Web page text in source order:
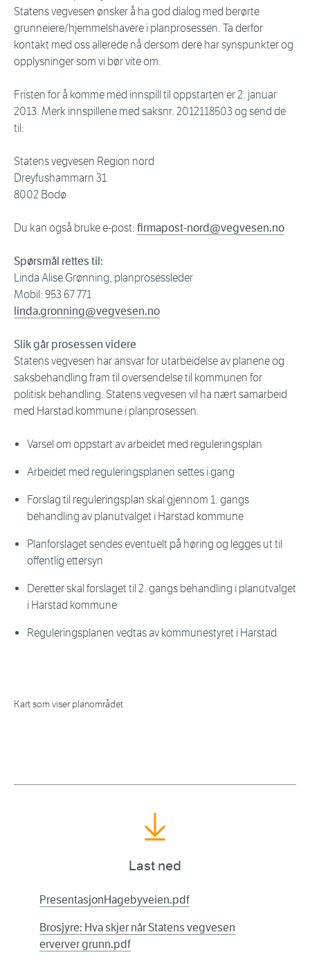
Statens vegvesen ønsker å ha god dialog med berørte
grunneiere/hjemmelshavere i planprosessen. Ta derfor
kontakt med oss allerede nå dersom dere har synspunkter og
opplysninger som vi bør vite om.
Fristen for å komme med innspill til oppstarten er 2. januar
2013. Merk innspillene med saksnr. 2012118503 og send de
til:
Statens vegvesen Region nord
Dreyfushammarn 31
8002 Bodø
Du kan også bruke e-post: firmapost-nord@vegvesen.no
Spørsmål rettes til:
Linda Alise Grønning, planprosessleder
Mobil: 953 67 771
linda.gronning@vegvesen.no
Slik går prosessen videre
Statens vegvesen har ansvar for utarbeidelse av planene og
saksbehandling fram til oversendelse til kommunen for
politisk behandling. Statens vegvesen vil ha nært samarbeid
med Harstad kommune i planprosessen.
Varsel om oppstart av arbeidet med reguleringsplan
Arbeidet med reguleringsplanen settes i gang
Forslag til reguleringsplan skal gjennom 1. gangs
behandling av planutvalget i Harstad kommune
Planforslaget sendes eventuelt på høring og legges ut til
offentlig ettersyn
Deretter skal forslaget til 2. gangs behandling i planutvalget
i Harstad kommune
Reguleringsplanen vedtas av kommunestyret i Harstad
Kart som viser planområdet
Last ned
PresentasjonHagebyveien.pdf
Brosjyre: Hva skjer når Statens vegvesen
erverver grunn.pdf